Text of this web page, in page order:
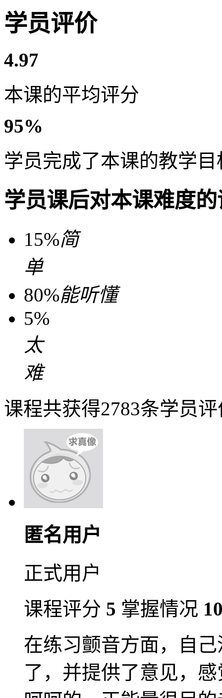
学员评价
4.97
本课的平均评分
95%
学员完成了本课的教学目
学员课后对本课难度
15%简
单
80%能听懂
5%
太
难
课程共获得2783条学员
匿名用户
正式用户
课程评分 5 掌握情况
在练习颤音方面，自
了，并提供了意见，